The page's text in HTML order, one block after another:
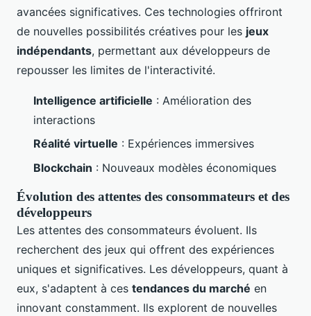
avancées significatives. Ces technologies offriront
de nouvelles possibilités créatives pour les jeux
indépendants, permettant aux développeurs de
repousser les limites de l'interactivité.
Intelligence artificielle : Amélioration des
interactions
Réalité virtuelle : Expériences immersives
Blockchain : Nouveaux modèles économiques
Évolution des attentes des consommateurs et des
développeurs
Les attentes des consommateurs évoluent. Ils
recherchent des jeux qui offrent des expériences
uniques et significatives. Les développeurs, quant à
eux, s'adaptent à ces tendances du marché en
innovant constamment. Ils explorent de nouvelles